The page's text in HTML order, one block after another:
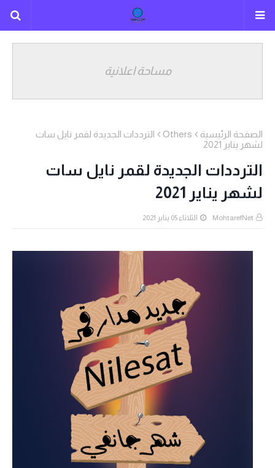
مساحة اعلانية
الصفحة الرئيسية Others
الترددات الجديدة لقمر نايل سات
لشهر يناير 2021
الترددات الجديدة لقمر نايل سات
لشهر يناير 2021
MohtarefNet الثلاثاء 05 يناير 2021